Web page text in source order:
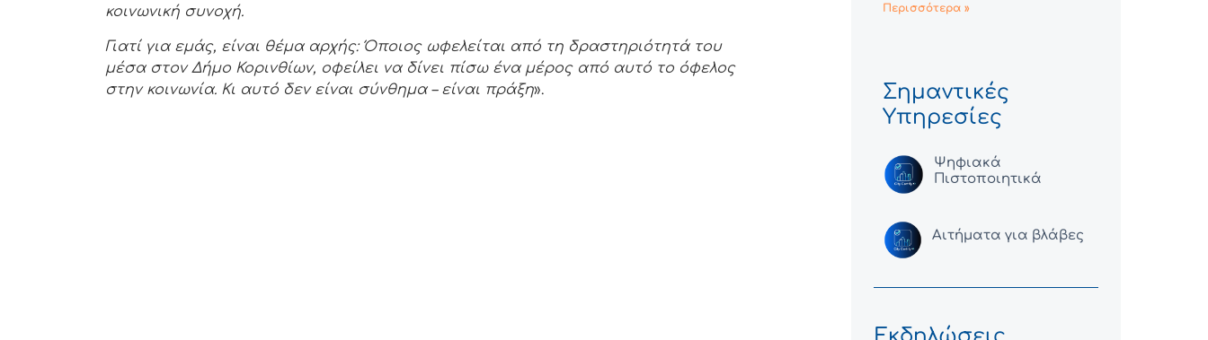
κοινωνική συνοχή.
Γιατί για εμάς, είναι θέμα αρχής: Όποιος ωφελείται από τη δραστηριότητά του
μέσα στον Δήμο Κορινθίων, οφείλει να δίνει πίσω ένα μέρος από αυτό το όφελος
στην κοινωνία. Κι αυτό δεν είναι σύνθημα – είναι πράξη».
Περισσότερα »
Σημαντικές
Υπηρεσίες
Ψηφιακά
Πιστοποιητικά
Αιτήματα για βλάβες